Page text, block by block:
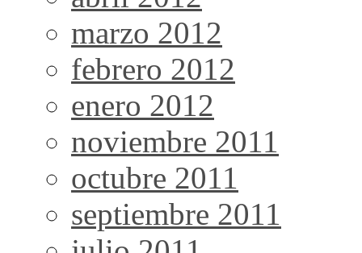
marzo 2012
febrero 2012
enero 2012
noviembre 2011
octubre 2011
septiembre 2011